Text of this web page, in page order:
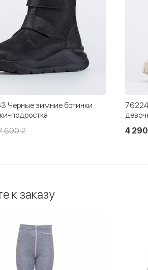
762240-51 Зимние сапожки для
девочки бежевый
к заказу